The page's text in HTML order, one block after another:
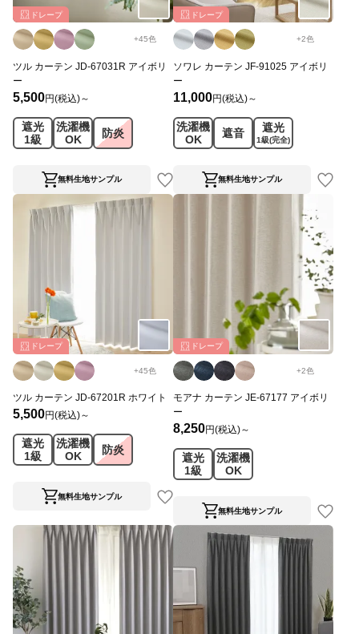
ドレープ
+45色
ツル カーテン JD-67031R アイボリ
ー
5,500円(税込)～
遮光
1級
洗濯機
OK
防炎
無料生地サンプル
ドレープ
+2色
ソワレ カーテン JF-91025 アイボリ
ー
11,000円(税込)～
洗濯機
OK
遮音 遮光
1級(完全)
無料生地サンプル
ドレープ
+45色
ツル カーテン JD-67201R ホワイト
5,500円(税込)～
遮光
1級
洗濯機
OK
防炎
無料生地サンプル
ドレープ
+2色
モアナ カーテン JE-67177 アイボリ
ー
8,250円(税込)～
遮光
1級
洗濯機
OK
無料生地サンプル